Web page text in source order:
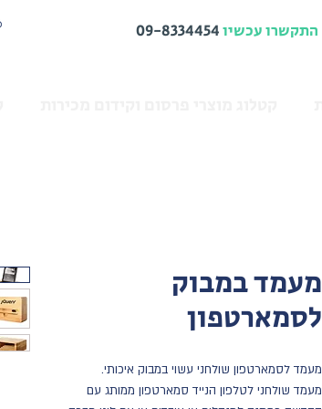
התקשרו עכשיו09-8334454
מעמד במבוק
לסמארטפון
מעמד לסמארטפון שולחני עשוי במבוק איכותי.
מעמד שולחני לטלפון הנייד סמארטפון ממותג עם